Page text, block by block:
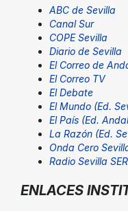
ABC de Sevilla
Canal Sur
COPE Sevilla
Diario de Sevilla
El Correo de
El Correo TV
El Debate
El Mundo (Ed.
El País (Ed.
La Razón (Ed.
Onda Cero
Radio Sevilla SER
ENLACES